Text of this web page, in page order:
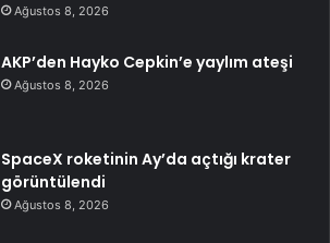
Ağustos 8, 2026
AKP’den Hayko Cepkin’e yaylım ateşi
Ağustos 8, 2026
SpaceX roketinin Ay’da açtığı krater
görüntülendi
Ağustos 8, 2026